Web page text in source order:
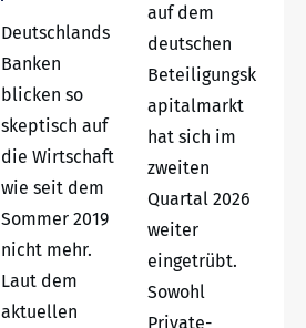
Deutschlands
Banken
blicken so
skeptisch auf
die Wirtschaft
wie seit dem
Sommer 2019
nicht mehr.
Laut dem
aktuellen
auf dem
deutschen
Beteiligungsk
apitalmarkt
hat sich im
zweiten
Quartal 2026
weiter
eingetrübt.
Sowohl
Private-